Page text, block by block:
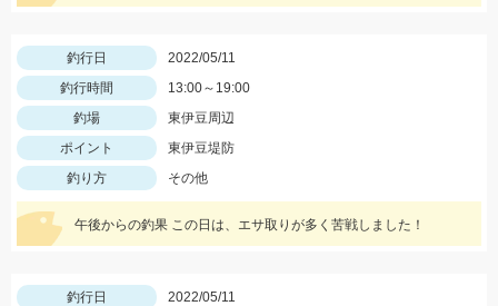
釣行日
2022/05/11
釣行時間
13:00～19:00
釣場
東伊豆周辺
ポイント
東伊豆堤防
釣り方
その他
午後からの釣果 この日は、エサ取りが多く苦戦しました！
釣行日
2022/05/11